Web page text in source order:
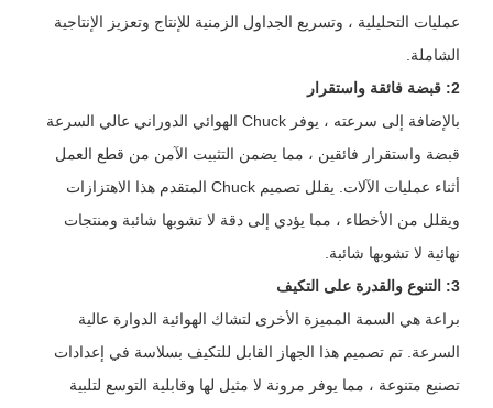
عمليات التحليلية ، وتسريع الجداول الزمنية للإنتاج وتعزيز الإنتاجية
الشاملة.
2: قبضة فائقة واستقرار
بالإضافة إلى سرعته ، يوفر Chuck الهوائي الدوراني عالي السرعة
قبضة واستقرار فائقين ، مما يضمن التثبيت الآمن من قطع العمل
أثناء عمليات الآلات. يقلل تصميم Chuck المتقدم هذا الاهتزازات
ويقلل من الأخطاء ، مما يؤدي إلى دقة لا تشوبها شائبة ومنتجات
نهائية لا تشوبها شائبة.
3: التنوع والقدرة على التكيف
براعة هي السمة المميزة الأخرى لتشاك الهوائية الدوارة عالية
السرعة. تم تصميم هذا الجهاز القابل للتكيف بسلاسة في إعدادات
تصنيع متنوعة ، مما يوفر مرونة لا مثيل لها وقابلية التوسع لتلبية